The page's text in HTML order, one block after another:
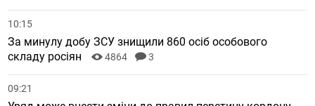
10:15
За минулу добу ЗСУ знищили 860 осіб особового
складу росіян
4864 3
09:21